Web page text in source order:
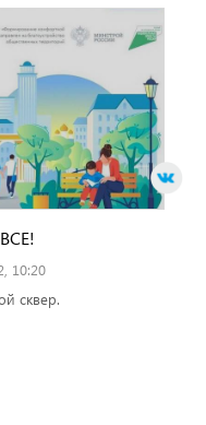
10:20
сквер.